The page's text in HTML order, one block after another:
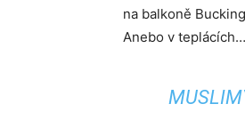
na balkoně
Anebo v teplácích…